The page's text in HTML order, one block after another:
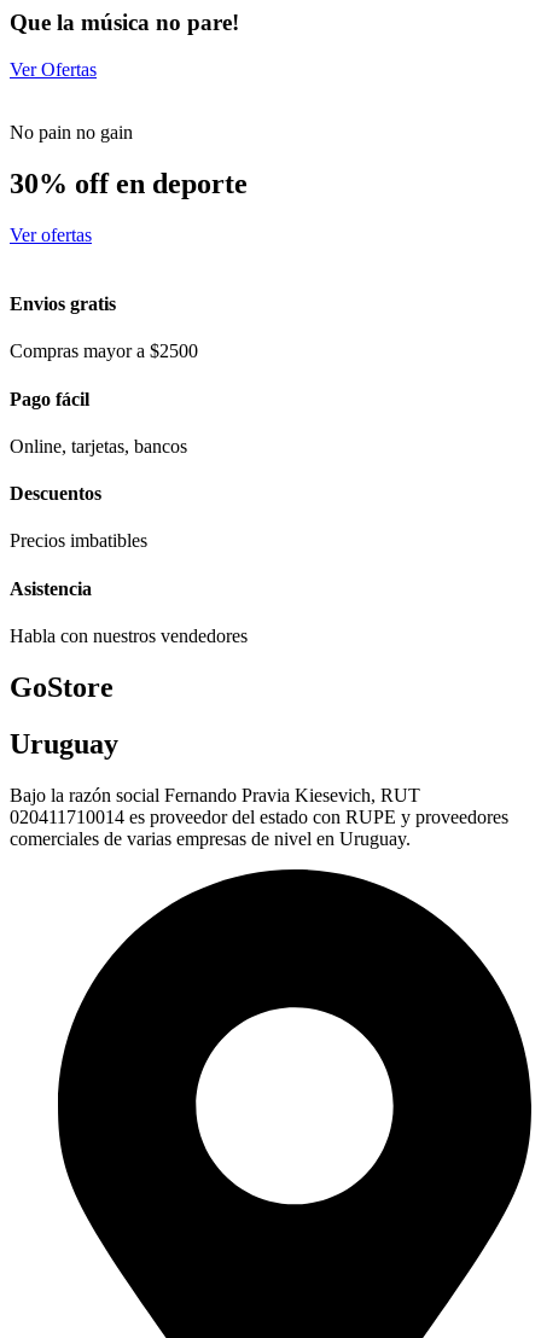
Que la música no pare!
Ver Ofertas
No pain no gain
30% off en deporte
Ver ofertas
Envios gratis
Compras mayor a $2500
Pago fácil
Online, tarjetas, bancos
Descuentos
Precios imbatibles
Asistencia
Habla con nuestros vendedores
GoStore
Uruguay
Bajo la razón social Fernando Pravia Kiesevich, RUT
020411710014 es proveedor del estado con RUPE y proveedores
comerciales de varias empresas de nivel en Uruguay.